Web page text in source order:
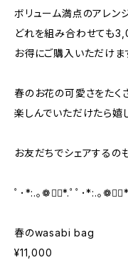
ボリューム満点のアレン
どれを組み合わせても
お得にご購入いただけま
春のお花の可愛さをたく
楽しんでいただけたら嬉
お友だちでシェアするの
ﾟ･*:.｡❁❁⃘*.ﾟﾟ･*:.｡
春のwasabi bag
¥11,000